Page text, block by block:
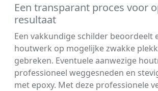
Een transparant proces voor
resultaat
Een vakkundige schilder beoordeelt
houtwerk op mogelijke zwakke
gebreken. Eventuele aanwezige
professioneel weggesneden en
met epoxy. Met deze professionele